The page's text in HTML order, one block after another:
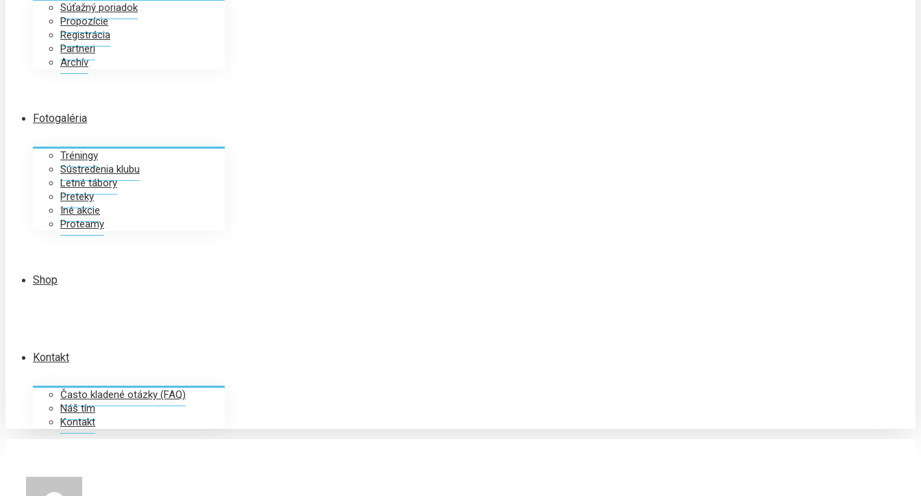
Súťažný poriadok
Propozície
Registrácia
Partneri
Archív
Fotogaléria
Tréningy
Sústredenia klubu
Letné tábory
Preteky
Iné akcie
Proteamy
Shop
Kontakt
Často kladené otázky (FAQ)
Náš tím
Kontakt